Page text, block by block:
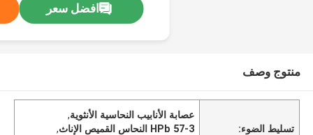
افضل سعر
منتوج وصف
تسليط الضوء:
عصابة الأنابيب النحاسية الأنثوية,
HPb 57-3 النحاس القميص الإناث
,